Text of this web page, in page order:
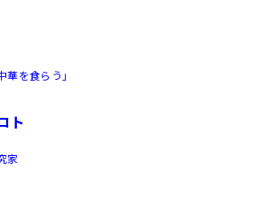
華を食らう」
ト
家